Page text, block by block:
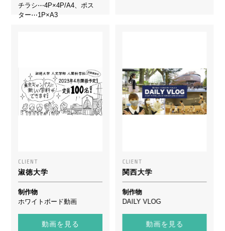
チラシ⋯4P×4P/A4、ポス
ター⋯1P×A3
CLIENT
淑徳大学
制作物
ホワイトボード動画
動画を見る
CLIENT
関西大学
制作物
DAILY VLOG
動画を見る